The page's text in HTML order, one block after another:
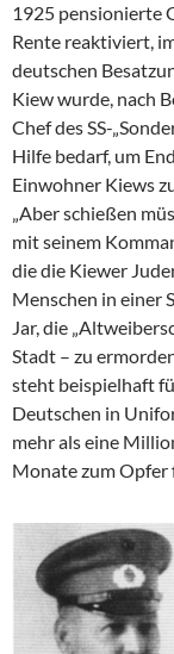
1925 pensionierte
Rente reaktiviert,
deutschen
Kiew wurde, nach
Chef des SS-
Hilfe bedarf, um
Einwohner Kiews
„Aber schießen
mit seinem
die die Kiewer
Menschen in einer
Jar, die
Stadt – zu
steht beispielhaft
Deutschen in
mehr als eine
Monate zum Opfer